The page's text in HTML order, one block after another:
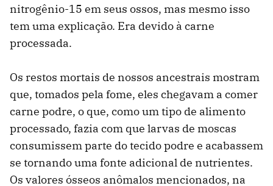
nitrogênio-15 em seus ossos, mas mesmo isso
tem uma explicação. Era devido à carne
processada.
Os restos mortais de nossos ancestrais mostram
que, tomados pela fome, eles chegavam a comer
carne podre, o que, como um tipo de alimento
processado, fazia com que larvas de moscas
consumissem parte do tecido podre e acabassem
se tornando uma fonte adicional de nutrientes.
Os valores ósseos anômalos mencionados, na